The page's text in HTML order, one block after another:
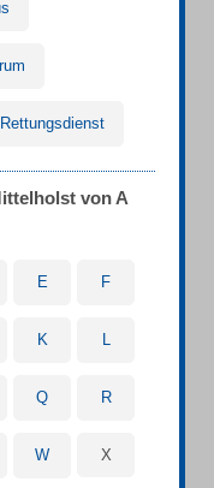
Rettungsdienst
von A
E F
K L
Q R
W X